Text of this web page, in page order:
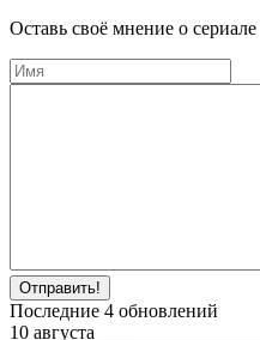
Оставь своё мнение о cериале
Отправить!
Последние 4 обновлений
10 августа